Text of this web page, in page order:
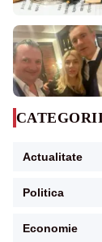
Actualitate
Politica
Economie